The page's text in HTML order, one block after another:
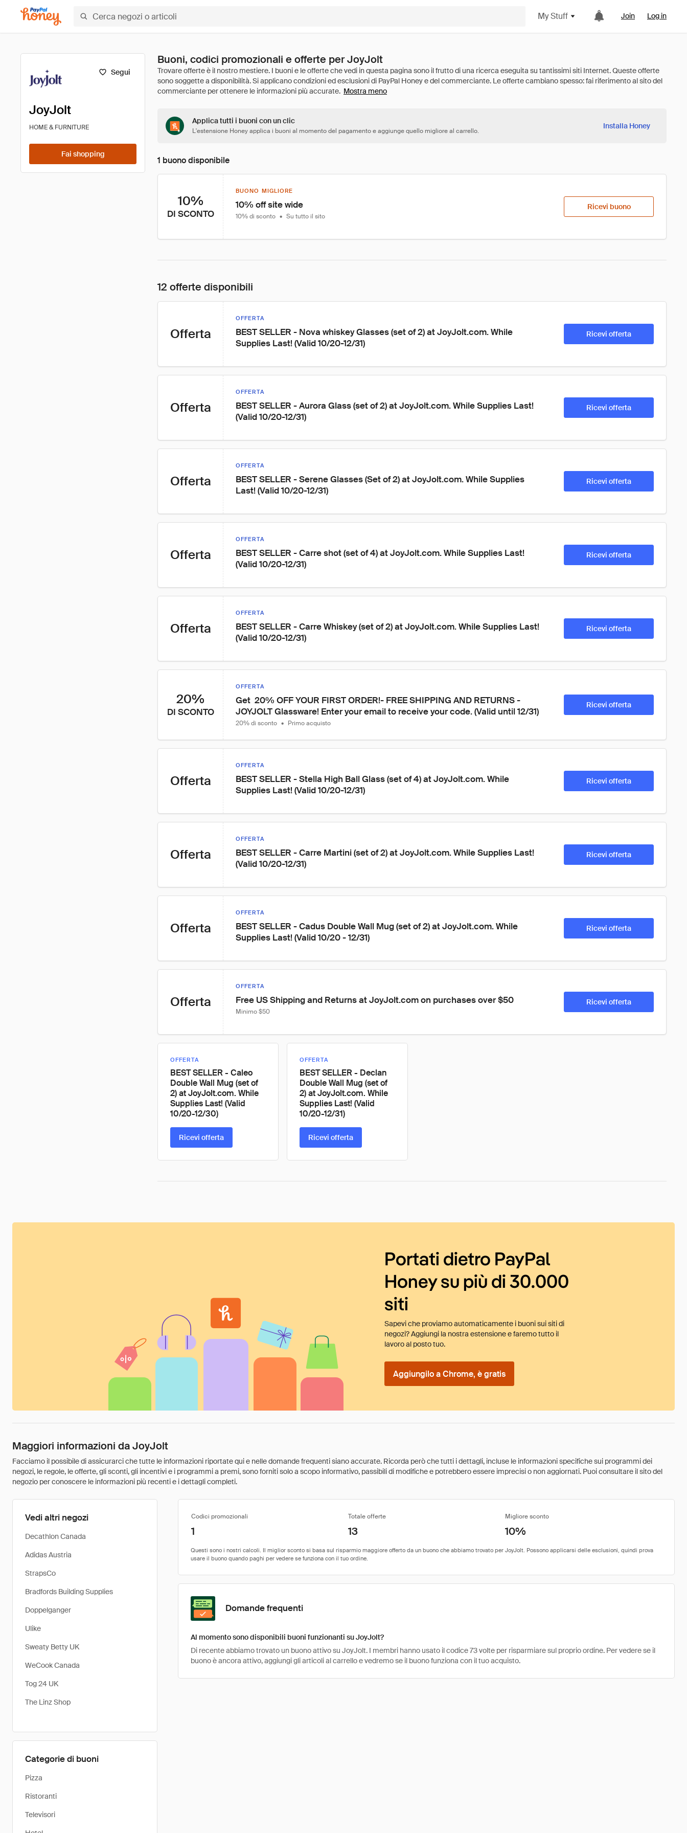
My Stuff Join Log in
Segui
JoyJolt
HOME & FURNITURE
Fai shopping
Buoni, codici promozionali e offerte per JoyJolt
Mostra meno
Applica tutti i buoni con un clic
L'estensione Honey applica i buoni al momento del pagamento e aggiunge quello migliore al carrello.
Installa Honey
1 buono disponibile
10%
DI SCONTO
BUONO MIGLIORE
10% off site wide
10% di sconto • Su tutto il sito
Ricevi buono
12 offerte disponibili
Offerta
OFFERTA
BEST SELLER - Nova whiskey Glasses (set of 2) at JoyJolt.com. While
Supplies Last! (Valid 10/20-12/31)
Ricevi offerta
Offerta
OFFERTA
BEST SELLER - Aurora Glass (set of 2) at JoyJolt.com. While Supplies Last!
(Valid 10/20-12/31)
Ricevi offerta
Offerta
OFFERTA
BEST SELLER - Serene Glasses (Set of 2) at JoyJolt.com. While Supplies
Last! (Valid 10/20-12/31)
Ricevi offerta
Offerta
OFFERTA
BEST SELLER - Carre shot (set of 4) at JoyJolt.com. While Supplies Last!
(Valid 10/20-12/31)
Ricevi offerta
Offerta
OFFERTA
BEST SELLER - Carre Whiskey (set of 2) at JoyJolt.com. While Supplies Last!
(Valid 10/20-12/31)
Ricevi offerta
20%
DI SCONTO
OFFERTA
Get  20% OFF YOUR FIRST ORDER!- FREE SHIPPING AND RETURNS -
JOYJOLT Glassware! Enter your email to receive your code. (Valid until 12/31)
20% di sconto • Primo acquisto
Ricevi offerta
Offerta
OFFERTA
BEST SELLER - Stella High Ball Glass (set of 4) at JoyJolt.com. While
Supplies Last! (Valid 10/20-12/31)
Ricevi offerta
Offerta
OFFERTA
BEST SELLER - Carre Martini (set of 2) at JoyJolt.com. While Supplies Last!
(Valid 10/20-12/31)
Ricevi offerta
Offerta
OFFERTA
BEST SELLER - Cadus Double Wall Mug (set of 2) at JoyJolt.com. While
Supplies Last! (Valid 10/20 - 12/31)
Ricevi offerta
Offerta
OFFERTA
Free US Shipping and Returns at JoyJolt.com on purchases over $50
Minimo $50
Ricevi offerta
OFFERTA
BEST SELLER - Caleo
Double Wall Mug (set of
2) at JoyJolt.com. While
Supplies Last! (Valid
10/20-12/30)
Ricevi offerta
OFFERTA
BEST SELLER - Declan
Double Wall Mug (set of
2) at JoyJolt.com. While
Supplies Last! (Valid
10/20-12/31)
Ricevi offerta
Portati dietro PayPal
Honey su più di 30.000
siti
Sapevi che proviamo automaticamente i buoni sui siti di
negozi? Aggiungi la nostra estensione e faremo tutto il
lavoro al posto tuo.
Aggiungilo a Chrome, è gratis
Maggiori informazioni da JoyJolt
Facciamo il possibile di assicurarci che tutte le informazioni riportate qui e nelle domande frequenti siano accurate. Ricorda però che tutti i dettagli, incluse le informazioni specifiche sui programmi dei
negozi, le regole, le offerte, gli sconti, gli incentivi e i programmi a premi, sono forniti solo a scopo informativo, passibili di modifiche e potrebbero essere imprecisi o non aggiornati. Puoi consultare il sito del
negozio per conoscere le informazioni più recenti e i dettagli completi.
Vedi altri negozi
Decathlon Canada
Adidas Austria
StrapsCo
Bradfords Building Supplies
Doppelganger
Ulike
Sweaty Betty UK
WeCook Canada
Tog 24 UK
The Linz Shop
Categorie di buoni
Pizza
Ristoranti
Televisori
Codici promozionali Totale offerte Migliore sconto
1 13 10%
Domande frequenti
Al momento sono disponibili buoni funzionanti su JoyJolt?
Di recente abbiamo trovato un buono attivo su JoyJolt. I membri hanno usato il codice 73 volte per risparmiare sul proprio ordine. Per vedere se il
buono è ancora attivo, aggiungi gli articoli al carrello e vedremo se il buono funziona con il tuo acquisto.